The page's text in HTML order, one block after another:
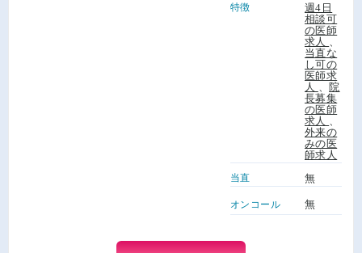
特徴
週4日
相談可
の医師
求人
当直な
し可の
医師求
人
院
長募集
の医師
求人
外来の
みの医
師求人
当直 無
オンコール 無